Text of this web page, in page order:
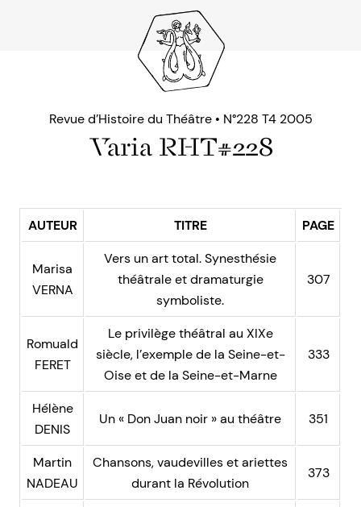
Revue d’Histoire du Théâtre • N°228 T4 2005
Varia RHT#228
AUTEUR TITRE PAGE
Marisa
VERNA
Vers un art total. Synesthésie
théâtrale et dramaturgie
symboliste.
307
Romuald
FERET
Le privilège théâtral au XIXe
siècle, l’exemple de la Seine-et-
Oise et de la Seine-et-Marne
333
Hélène
DENIS
Un « Don Juan noir » au théâtre 351
Martin
NADEAU
Chansons, vaudevilles et ariettes
durant la Révolution
373